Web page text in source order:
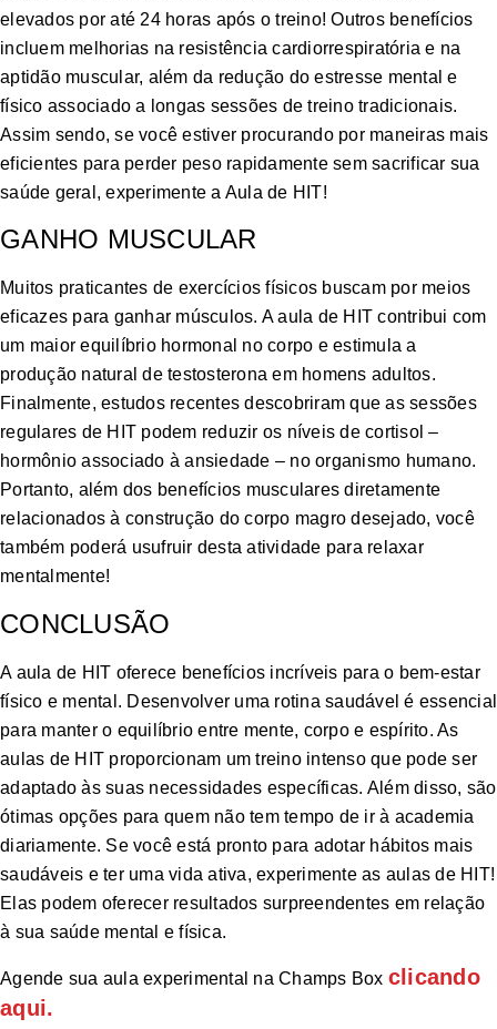
elevados por até 24 horas após o treino! Outros benefícios
incluem melhorias na resistência cardiorrespiratória e na
aptidão muscular, além da redução do estresse mental e
físico associado a longas sessões de treino tradicionais.
Assim sendo, se você estiver procurando por maneiras mais
eficientes para perder peso rapidamente sem sacrificar sua
saúde geral, experimente a Aula de HIT!
GANHO MUSCULAR
Muitos praticantes de exercícios físicos buscam por meios
eficazes para ganhar músculos. A aula de HIT contribui com
um maior equilíbrio hormonal no corpo e estimula a
produção natural de testosterona em homens adultos.
Finalmente, estudos recentes descobriram que as sessões
regulares de HIT podem reduzir os níveis de cortisol –
hormônio associado à ansiedade – no organismo humano.
Portanto, além dos benefícios musculares diretamente
relacionados à construção do corpo magro desejado, você
também poderá usufruir desta atividade para relaxar
mentalmente!
CONCLUSÃO
A aula de HIT oferece benefícios incríveis para o bem-estar
físico e mental. Desenvolver uma rotina saudável é essencial
para manter o equilíbrio entre mente, corpo e espírito. As
aulas de HIT proporcionam um treino intenso que pode ser
adaptado às suas necessidades específicas. Além disso, são
ótimas opções para quem não tem tempo de ir à academia
diariamente. Se você está pronto para adotar hábitos mais
saudáveis e ter uma vida ativa, experimente as aulas de HIT!
Elas podem oferecer resultados surpreendentes em relação
à sua saúde mental e física.
Agende sua aula experimental na Champs Box clicando
aqui.